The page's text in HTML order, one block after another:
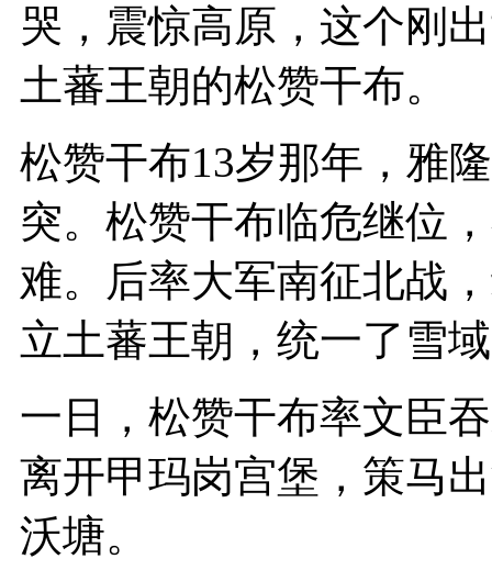
哭，震惊高原，这个刚
土蕃王朝的松赞干布。
松赞干布13岁那年，雅
突。松赞干布临危继位
难。后率大军南征北战
立土蕃王朝，统一了雪
一日，松赞干布率文臣
离开甲玛岗宫堡，策马
沃塘。